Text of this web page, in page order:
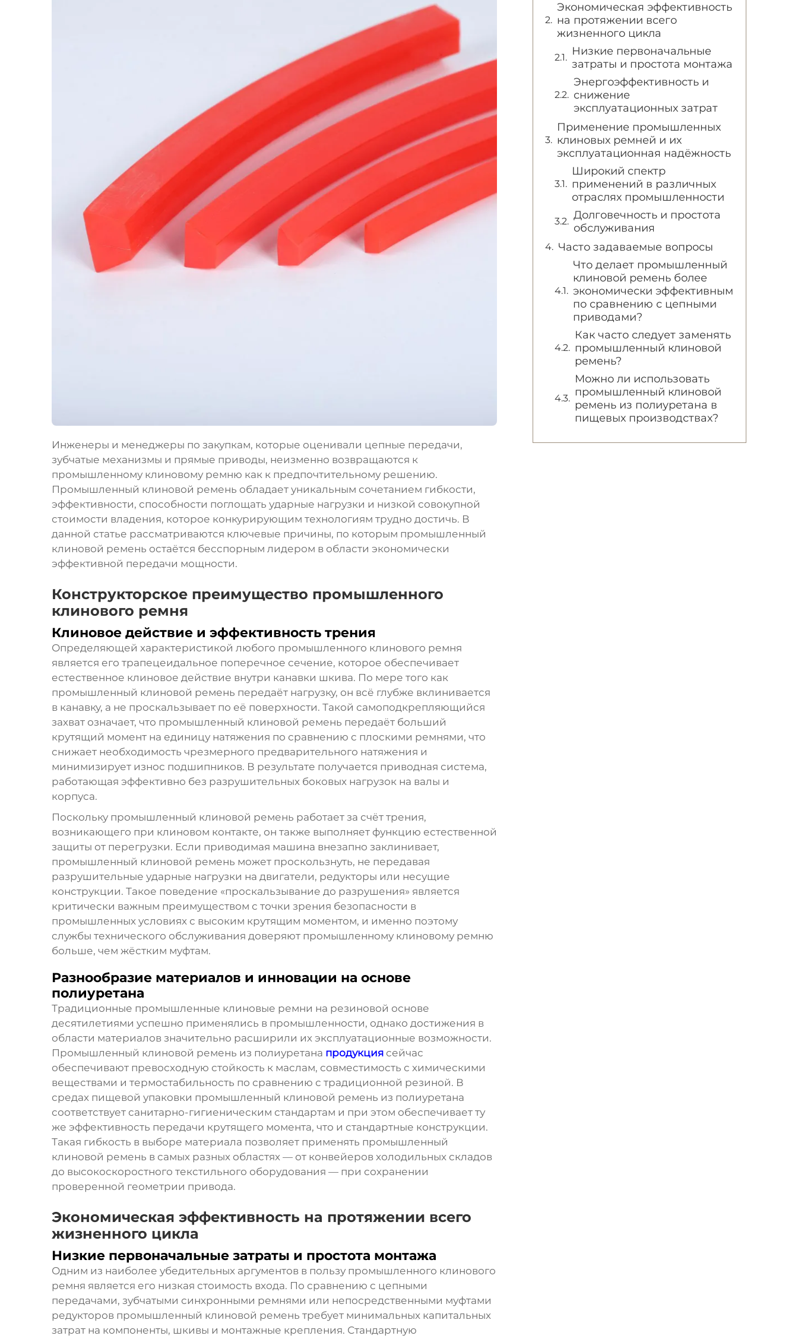
Инженеры и менеджеры по закупкам, которые оценивали цепные передачи,
зубчатые механизмы и прямые приводы, неизменно возвращаются к
промышленному клиновому ремню как к предпочтительному решению.
Промышленный клиновой ремень обладает уникальным сочетанием гибкости,
эффективности, способности поглощать ударные нагрузки и низкой совокупной
стоимости владения, которое конкурирующим технологиям трудно достичь. В
данной статье рассматриваются ключевые причины, по которым промышленный
клиновой ремень остаётся бесспорным лидером в области экономически
эффективной передачи мощности.
Конструкторское преимущество промышленного
клинового ремня
Клиновое действие и эффективность трения
Определяющей характеристикой любого промышленного клинового ремня
является его трапецеидальное поперечное сечение, которое обеспечивает
естественное клиновое действие внутри канавки шкива. По мере того как
промышленный клиновой ремень передаёт нагрузку, он всё глубже вклинивается
в канавку, а не проскальзывает по её поверхности. Такой самоподкрепляющийся
захват означает, что промышленный клиновой ремень передаёт больший
крутящий момент на единицу натяжения по сравнению с плоскими ремнями, что
снижает необходимость чрезмерного предварительного натяжения и
минимизирует износ подшипников. В результате получается приводная система,
работающая эффективно без разрушительных боковых нагрузок на валы и
корпуса.
Поскольку промышленный клиновой ремень работает за счёт трения,
возникающего при клиновом контакте, он также выполняет функцию естественной
защиты от перегрузки. Если приводимая машина внезапно заклинивает,
промышленный клиновой ремень может проскользнуть, не передавая
разрушительные ударные нагрузки на двигатели, редукторы или несущие
конструкции. Такое поведение «проскальзывание до разрушения» является
критически важным преимуществом с точки зрения безопасности в
промышленных условиях с высоким крутящим моментом, и именно поэтому
службы технического обслуживания доверяют промышленному клиновому ремню
больше, чем жёстким муфтам.
Разнообразие материалов и инновации на основе
полиуретана
Традиционные промышленные клиновые ремни на резиновой основе
десятилетиями успешно применялись в промышленности, однако достижения в
области материалов значительно расширили их эксплуатационные возможности.
Промышленный клиновой ремень из полиуретана продукция сейчас
обеспечивают превосходную стойкость к маслам, совместимость с химическими
веществами и термостабильность по сравнению с традиционной резиной. В
средах пищевой упаковки промышленный клиновой ремень из полиуретана
соответствует санитарно-гигиеническим стандартам и при этом обеспечивает ту
же эффективность передачи крутящего момента, что и стандартные конструкции.
Такая гибкость в выборе материала позволяет применять промышленный
клиновой ремень в самых разных областях — от конвейеров холодильных складов
до высокоскоростного текстильного оборудования — при сохранении
проверенной геометрии привода.
Экономическая эффективность на протяжении всего
жизненного цикла
Низкие первоначальные затраты и простота монтажа
Одним из наиболее убедительных аргументов в пользу промышленного клинового
ремня является его низкая стоимость входа. По сравнению с цепными
передачами, зубчатыми синхронными ремнями или непосредственными муфтами
редукторов промышленный клиновой ремень требует минимальных капитальных
затрат на компоненты, шкивы и монтажные крепления. Стандартную
Экономическая эффективность
на протяжении всего
жизненного цикла
Низкие первоначальные
затраты и простота монтажа
Энергоэффективность и
снижение
эксплуатационных затрат
Применение промышленных
клиновых ремней и их
эксплуатационная надёжность
Широкий спектр
применений в различных
отраслях промышленности
Долговечность и простота
обслуживания
Часто задаваемые вопросы
Что делает промышленный
клиновой ремень более
экономически эффективным
по сравнению с цепными
приводами?
Как часто следует заменять
промышленный клиновой
ремень?
Можно ли использовать
промышленный клиновой
ремень из полиуретана в
пищевых производствах?